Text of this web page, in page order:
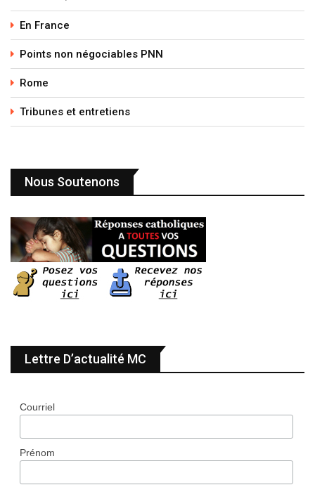
En France
Points non négociables PNN
Rome
Tribunes et entretiens
Nous Soutenons
Lettre D’actualité MC
Courriel
Prénom